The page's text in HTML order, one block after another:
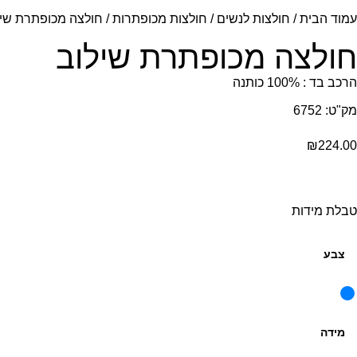
עמוד הבית/ חולצות לנשים / חולצות מכופתרות/ חולצה מכופתרת
חולצה מכופתרת שילוב
הרכב בד : 100% כותנה
מק"ט: 6752
₪224.00
טבלת מידות
צבע
מידה